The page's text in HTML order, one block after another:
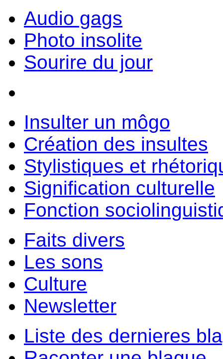
Audio gags
Photo insolite
Sourire du jour
Insulter un môgo
Création des insultes
Stylistiques et
Signification culturelle
Fonction
Faits divers
Les sons
Culture
Newsletter
Liste des dernieres